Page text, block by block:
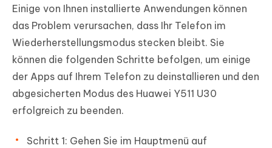
Einige von Ihnen installierte Anwendungen können
das Problem verursachen, dass Ihr Telefon im
Wiederherstellungsmodus stecken bleibt. Sie
können die folgenden Schritte befolgen, um einige
der Apps auf Ihrem Telefon zu deinstallieren und den
abgesicherten Modus des Huawei Y511 U30
erfolgreich zu beenden.
Schritt 1: Gehen Sie im Hauptmenü auf